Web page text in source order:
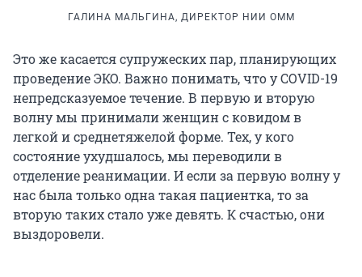
ГАЛИНА МАЛЬГИНА, ДИРЕКТОР НИИ ОММ
Это же касается супружеских пар, планирующих
проведение ЭКО. Важно понимать, что у COVID-19
непредсказуемое течение. В первую и вторую
волну мы принимали женщин с ковидом в
легкой и среднетяжелой форме. Тех, у кого
состояние ухудшалось, мы переводили в
отделение реанимации. И если за первую волну у
нас была только одна такая пациентка, то за
вторую таких стало уже девять. К счастью, они
выздоровели.